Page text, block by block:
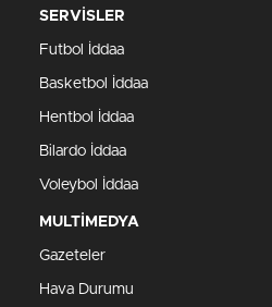
SERVİSLER
Futbol İddaa
Basketbol İddaa
Hentbol İddaa
Bilardo İddaa
Voleybol İddaa
MULTİMEDYA
Gazeteler
Hava Durumu